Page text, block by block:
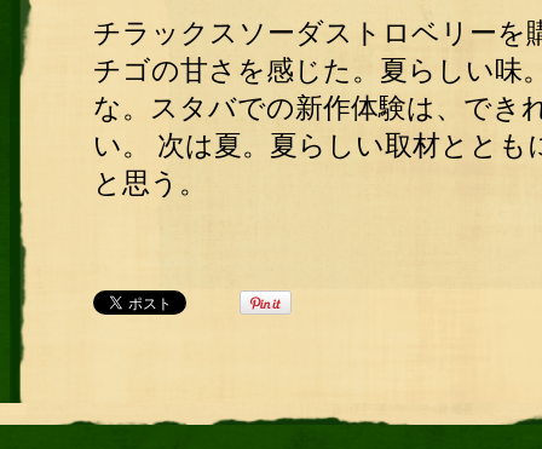
チラックスソーダストロベリーを
チゴの甘さを感じた。夏らしい味
な。スタバでの新作体験は、でき
い。 次は夏。夏らしい取材とと
と思う。